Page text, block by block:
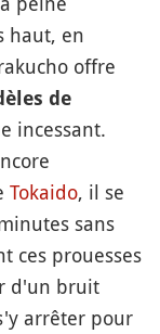
haut, en
offre
de
incessant.
Tokaido, il se
sans
ces prouesses
d'un bruit
arrêter pour